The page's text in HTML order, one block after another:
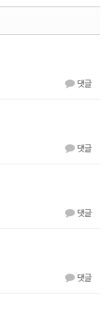
댓글
댓글
댓글
댓글